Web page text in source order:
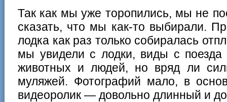
Так как мы уже торопились, мы не
сказать, что мы как-то выбирали.
лодка как раз только собиралась
мы увидели с лодки, виды с поезда
животных и людей, но вряд ли
муляжей. Фотографий мало, в
видеоролик — довольно длинный и